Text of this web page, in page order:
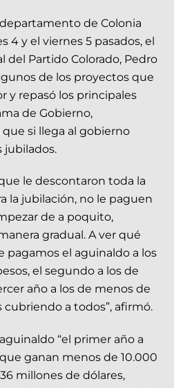
de Colonia
4 y el viernes 5 pasados, el
del Partido Colorado, Pedro
de los proyectos que
y repasó los principales
de Gobierno,
si llega al gobierno
jubilados.
le descontaron toda la
la jubilación, no le paguen
de a poquito,
gradual. A ver qué
pagamos el aguinaldo a los
el segundo a los de
año a los de menos de
cubriendo a todos”, afirmó.
“el primer año a
ganan menos de 10.000
millones de dólares,